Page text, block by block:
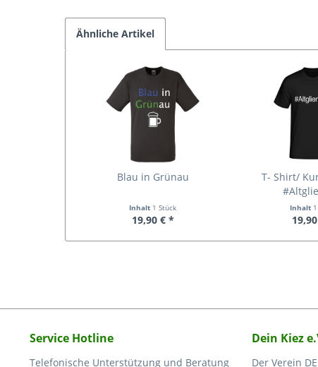
Ähnliche Artikel
Blau in Grünau
Inhalt 1 Stück
19,90 € *
T- Shirt/
Inhalt
Service Hotline
Telefonische Unterstützung und Beratung
Dein Kiez
Der Verein